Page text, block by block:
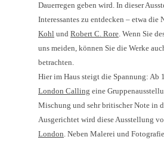
Dauerregen geben wird. In dieser
Interessantes zu entdecken – etwa die
Kohl und Robert C. Rore. Wenn Sie
uns meiden, können Sie die Werke
betrachten.
Hier im Haus steigt die Spannung: Ab
London Calling eine
Mischung und sehr britischer Note in
Ausgerichtet wird diese Ausstellung
London. Neben Malerei und